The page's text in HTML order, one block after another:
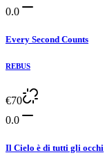
0.0
Every Second Counts
REBUS
€70
0.0
Il Cielo è di tutti gli occhi